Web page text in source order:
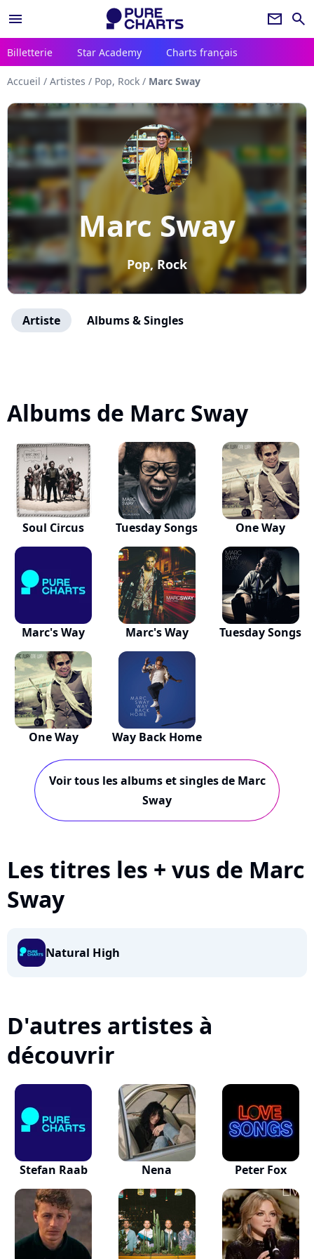
menu newsletter search
Billetterie Star Academy Charts français
Accueil / Artistes / Pop, Rock / Marc Sway
Marc Sway
Pop, Rock
Artiste Albums & Singles
Albums de Marc Sway
Soul Circus Tuesday Songs One Way
Marc's Way Marc's Way Tuesday Songs
One Way Way Back Home
Voir tous les albums et singles de Marc
Sway
Les titres les + vus de Marc
Sway
Natural High
D'autres artistes à
découvrir
Stefan Raab Nena Peter Fox